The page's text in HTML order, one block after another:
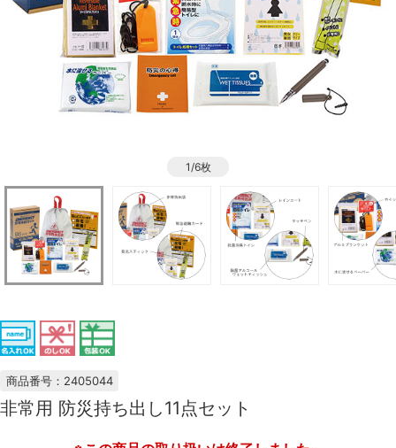
1/6枚
商品番号：2405044
非常用 防災持ち出し11点セット